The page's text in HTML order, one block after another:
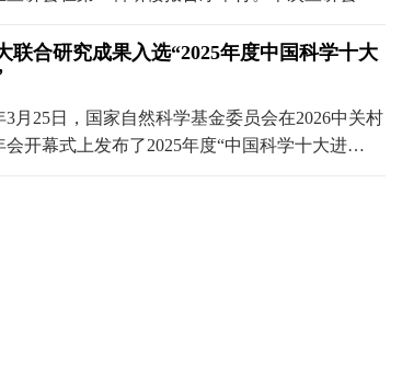
电子学科竞争力展开介绍，并邀请三位优秀......
联合研究成果入选“2025年度中国科学十大
3月25日，国家自然科学基金委员会在2026中关村
会开幕式上发布了2025年度“中国科学十大进